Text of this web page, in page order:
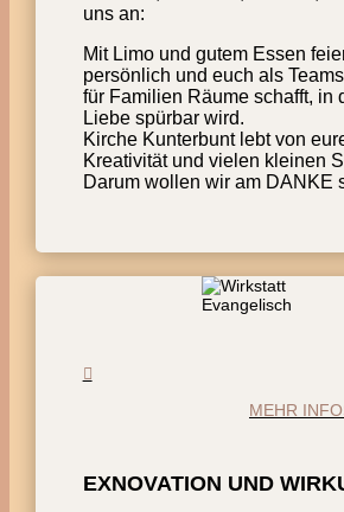
uns an:
Mit Limo und gutem Essen
persönlich und euch als
für Familien Räume schafft, in
Liebe spürbar wird.
Kirche Kunterbunt lebt von
Kreativität und vielen kleinen
Darum wollen wir am DANKE
MEHR
EXNOVATION UND